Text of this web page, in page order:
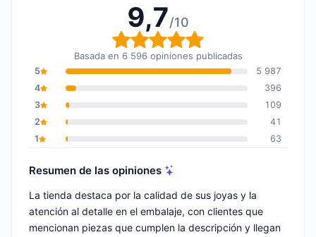
9,7/10
Calificación global: 9,7
Basada en 6 596 opiniones publicadas
5
5 987
4
396
3
109
2
41
1
63
Resumen de las opiniones
La tienda destaca por la calidad de sus joyas y la
atención al detalle en el embalaje, con clientes que
mencionan piezas que cumplen la descripción y llegan